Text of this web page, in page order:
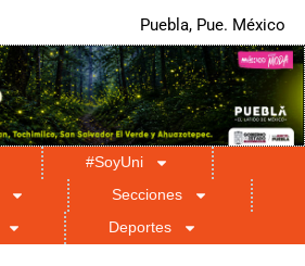
Puebla, Pue. México
#SoyUni
Secciones
Deportes